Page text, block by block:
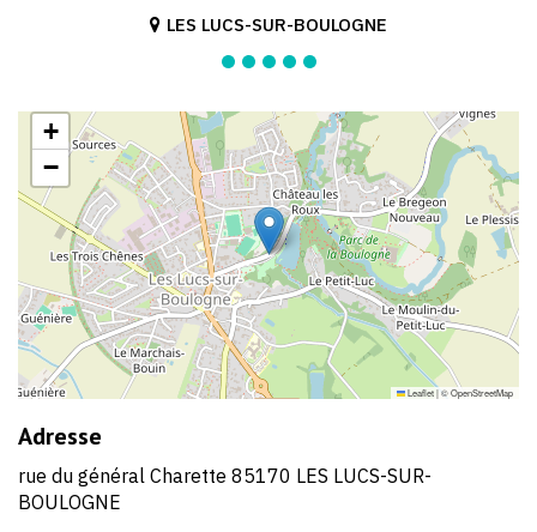
LES LUCS-SUR-BOULOGNE
+
−
Leaflet|©OpenStreetMap
Adresse
rue du général Charette 85170 LES LUCS-SUR-
BOULOGNE